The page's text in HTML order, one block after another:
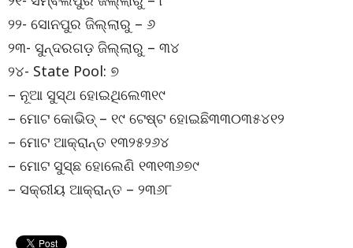
୨୨- ସୋନପୁର ଜିଲ୍ଲାରୁ – ୬
୨୩- ସୁନ୍ଦରଗଡ଼ ଜିଲ୍ଲାରୁ – ୩୪
୨୪- State Pool: ୭
– ନୂଆ ସୁସ୍ଥ ହୋଇଥିଲେ୩୧୯
– ମୋଟ କୋଭିଡ୍ – ୧୯ ଟେଷ୍ଟ ହୋଇଛି୩୩୦୩୫୪୧୨
– ମୋଟ ଆକ୍ରାନ୍ତ ୧୩୨୫୨୬୪
– ମୋଟ ସୁସ୍ଛ ହୋଲେଣି ୧୩୧୩୬୭୯
– ସକ୍ରୀୟ ଆକ୍ରାନ୍ତ – ୨୩୬୮